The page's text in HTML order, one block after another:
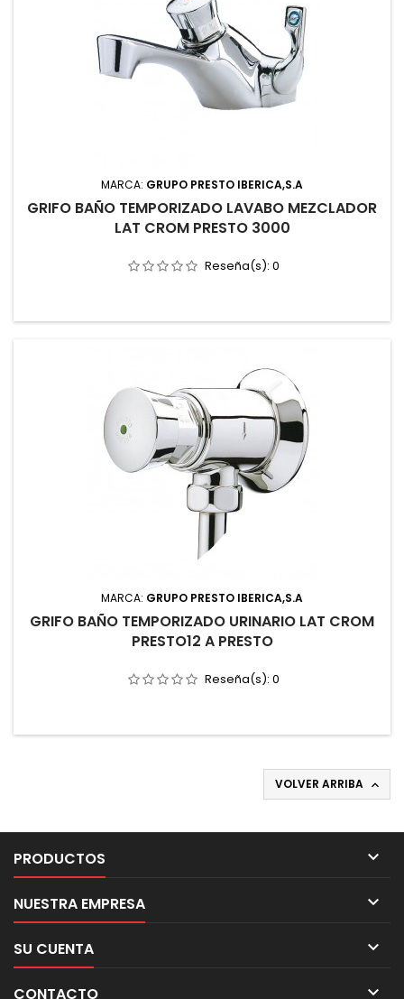
MARCA: GRUPO PRESTO IBERICA,S.A
GRIFO BAÑO TEMPORIZADO LAVABO MEZCLADOR
LAT CROM PRESTO 3000
Reseña(s): 0
MARCA: GRUPO PRESTO IBERICA,S.A
GRIFO BAÑO TEMPORIZADO URINARIO LAT CROM
PRESTO12 A PRESTO
Reseña(s): 0
VOLVER ARRIBA 
PRODUCTOS 
NUESTRA EMPRESA 
SU CUENTA 
CONTACTO 